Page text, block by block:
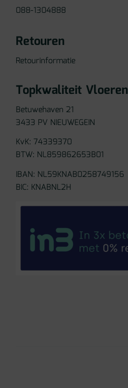
088-1304888
Retouren
Retourinformatie
Topkwaliteit Vloeren
Betuwehaven 21
3433 PV NIEUWEGEIN
KvK: 74339370
BTW: NL859862653B01
IBAN: NL59KNAB0258749156
BIC: KNABNL2H